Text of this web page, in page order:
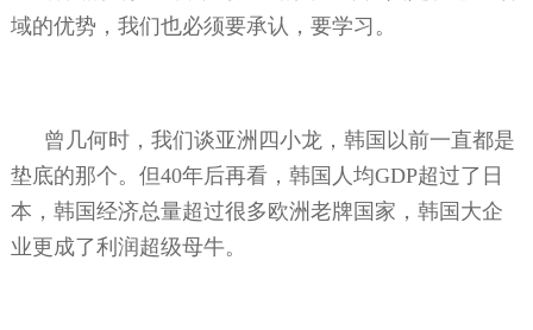
域的优势，我们也必须要承认，要学习。
曾几何时，我们谈亚洲四小龙，韩国以前一直都是
垫底的那个。但40年后再看，韩国人均GDP超过了日
本，韩国经济总量超过很多欧洲老牌国家，韩国大企
业更成了利润超级母牛。